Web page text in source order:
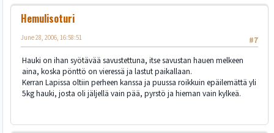
Hemulisoturi
#7
June 28, 2006, 16:58:51
Hauki on ihan syötävää savustettuna, itse savustan hauen melkeen
aina, koska pönttö on vieressä ja lastut paikallaan.
Kerran Lapissa oltiin perheen kanssa ja puussa roikkuin epäilemättä yli
5kg hauki, josta oli jäljellä vain pää, pyrstö ja hieman vain kylkeä.